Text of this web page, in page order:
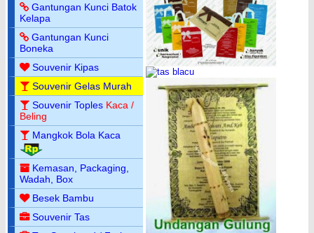
Gantungan Kunci Batok
Kelapa
Gantungan Kunci
Boneka
Souvenir Kipas
Souvenir Gelas Murah
Souvenir Toples Kaca /
Beling
Mangkok Bola Kaca
Kemasan, Packaging,
Wadah, Box
Besek Bambu
Souvenir Tas